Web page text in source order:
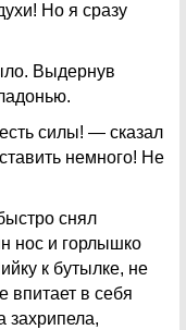
Но я сразу
Выдернув
силы! — сказал
немного! Не
снял
нос и горлышко
к бутылке, не
впитает в себя
захрипела,